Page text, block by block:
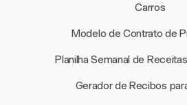
Carros
Modelo de Contrato de
Planilha Semanal de
Gerador de Recibos